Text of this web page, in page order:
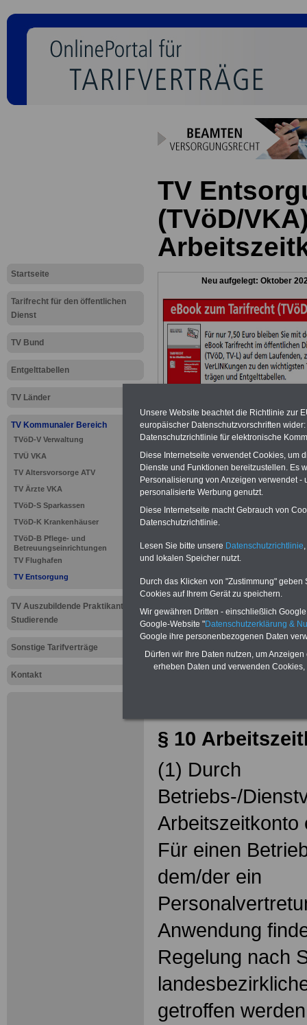
Startseite
Tarifrecht für den öffentlichen
Dienst
TV Bund
Entgelttabellen
TV Länder
TV Kommunaler Bereich
TVöD-V Verwaltung
TVÜ VKA
TV Altersvorsorge ATV
TV Ärzte VKA
TVöD-S Sparkassen
TVöD-K Krankenhäuser
TVöD-B Pflege- und
Betreuungseinrichtungen
TV Flughafen
TV Entsorgung
TV Auszubildende Praktikanten
Studierende
Sonstige Tarifverträge
Kontakt
TV
(TVöD/
Neu aufgelegt: Oktober
>>>zur
Entsorgung
TV
(TVöD/
TVöD-E: §
10
§ 10
(1) Durch
Betriebs-/
Arbeitszeitkonto
Für einen
dem/der ein
Anwendung
Regelung nach
getroffen
Unsere Website beachtet die Richtlinie zur
europäischer Datenschutzvorschriften
Datenschutzrichtlinie für elektronische
Diese Internetseite verwendet Cookies, um
Dienste und Funktionen bereitzustellen. Es
Personalisierung von Anzeigen verwendet
personalisierte Werbung genutzt.
Diese Internetseite macht Gebrauch von
Datenschutzrichtlinie.
Lesen Sie bitte unsere Datenschutzrichtlinie
und lokalen Speicher nutzt.
Durch das Klicken von "Zustimmung"
Cookies auf Ihrem Gerät zu speichern.
Wir gewähren Dritten - einschließlich
Google-Website "Datenschutzerklärung &
Google ihre personenbezogenen Daten
Dürfen wir Ihre Daten nutzen, um
erheben Daten und verwenden